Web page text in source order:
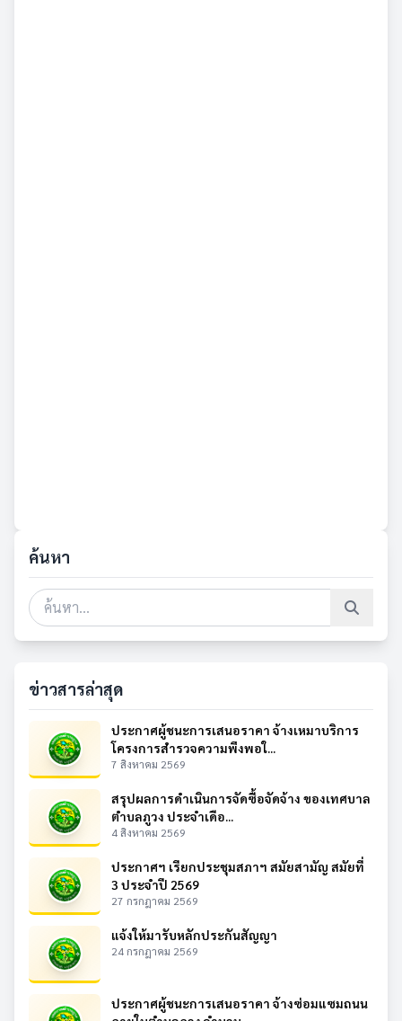
ค้นหา
ข่าวสารล่าสุด
ประกาศผู้ชนะการเสนอราคา จ้างเหมาบริการ
โครงการสำรวจความพึงพอใ...
7 สิงหาคม 2569
สรุปผลการดำเนินการจัดซื้อจัดจ้าง ของเทศบาล
ตำบลภูวง ประจำเดือ...
4 สิงหาคม 2569
ประกาศฯ เรียกประชุมสภาฯ สมัยสามัญ สมัยที่
3 ประจำปี 2569
27 กรกฎาคม 2569
แจ้งให้มารับหลักประกันสัญญา
24 กรกฎาคม 2569
ประกาศผู้ชนะการเสนอราคา จ้างซ่อมแซมถนน